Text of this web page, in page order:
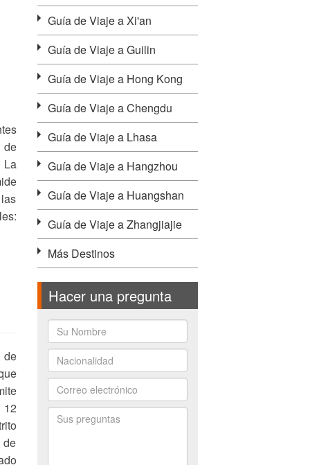
de
La
de
de
Guía de Viaje a Xi'an
Guía de Viaje a Guilin
Guía de Viaje a Hong Kong
Guía de Viaje a Chengdu
Guía de Viaje a Lhasa
Guía de Viaje a Hangzhou
Guía de Viaje a Huangshan
Guía de Viaje a Zhangjiajie
Más Destinos
Hacer una pregunta